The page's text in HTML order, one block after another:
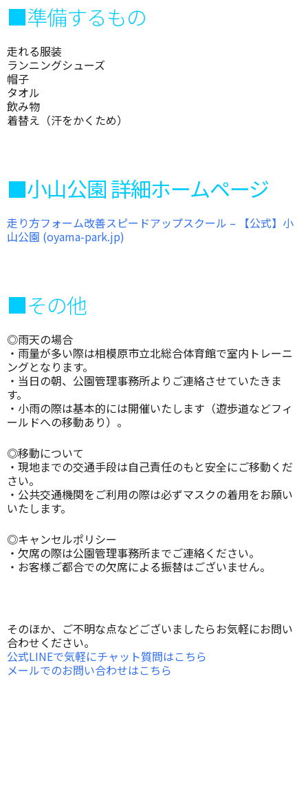
■準備するもの
走れる服装
ランニングシューズ
帽子
タオル
飲み物
着替え（汗をかくため）
■小山公園 詳細ホームページ
走り方フォーム改善スピードアップスクール – 【公式】小
山公園 (oyama-park.jp)
■その他
◎雨天の場合
・雨量が多い際は相模原市立北総合体育館で室内トレーニ
ングとなります。
・当日の朝、公園管理事務所よりご連絡させていたきま
す。
・小雨の際は基本的には開催いたします（遊歩道などフィ
ールドへの移動あり）。
◎移動について
・現地までの交通手段は自己責任のもと安全にご移動くだ
さい。
・公共交通機関をご利用の際は必ずマスクの着用をお願い
いたします。
◎キャンセルポリシー
・欠席の際は公園管理事務所までご連絡ください。
・お客様ご都合での欠席による振替はございません。
そのほか、ご不明な点などございましたらお気軽にお問い
合わせください。
公式LINEで気軽にチャット質問はこちら
メールでのお問い合わせはこちら